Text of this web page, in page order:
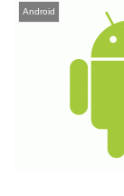
Android